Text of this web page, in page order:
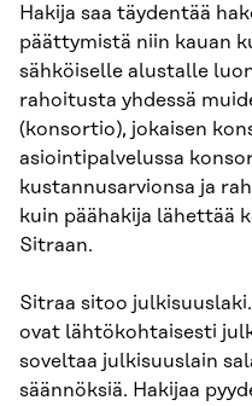
Hakija saa täydentää
päättymistä niin kauan
sähköiselle alustalle
rahoitusta yhdessä
(konsortio), jokaisen
asiointipalvelussa
kustannusarvionsa ja
kuin päähakija lähettää
Sitraan.
Sitraa sitoo
ovat lähtökohtaisesti
soveltaa julkisuuslain
säännöksiä. Hakijaa